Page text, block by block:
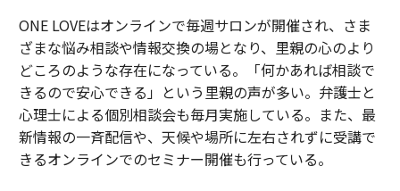
ONE LOVEはオンラインで毎週サロンが開催され、さま
ざまな悩み相談や情報交換の場となり、里親の心のより
どころのような存在になっている。「何かあれば相談で
きるので安心できる」という里親の声が多い。弁護士と
心理士による個別相談会も毎月実施している。また、最
新情報の一斉配信や、天候や場所に左右されずに受講で
きるオンラインでのセミナー開催も行っている。